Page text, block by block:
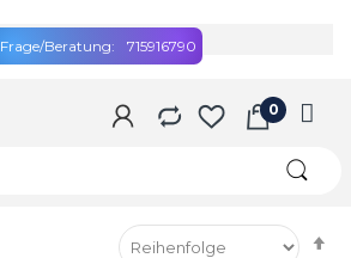
Frage/Beratung: 715916790